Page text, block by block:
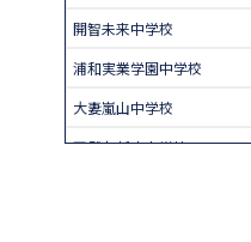
開智未来中学校
浦和実業学園中学校
大妻嵐山中学校
西武台新座中学校